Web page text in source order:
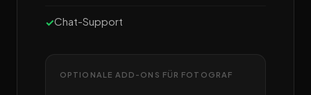
Chat-Support
OPTIONALE ADD-ONS FÜR FOTOGRAF